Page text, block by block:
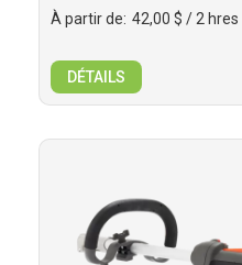
À partir de: 42,00 $ / 2 hres
DÉTAILS